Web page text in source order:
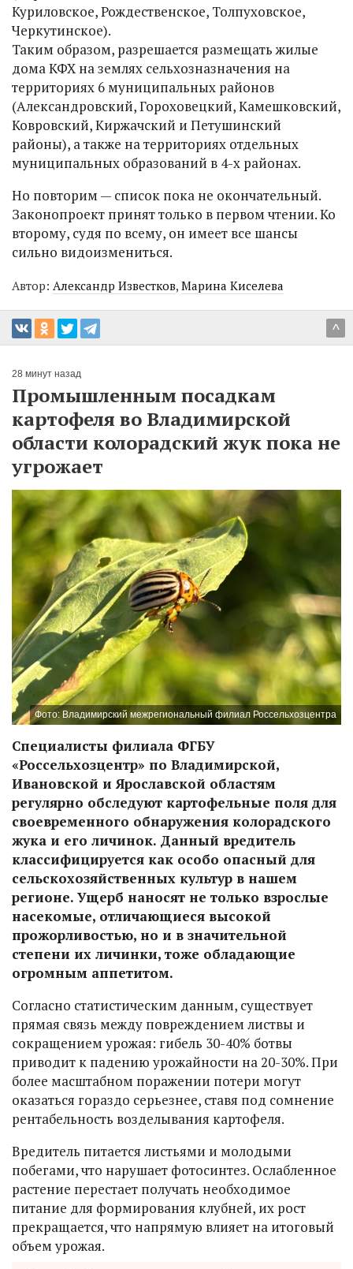
Куриловское, Рождественское, Толпуховское,
Черкутинское).
Таким образом, разрешается размещать жилые
дома КФХ на землях сельхозназначения на
территориях 6 муниципальных районов
(Александровский, Гороховецкий, Камешковский,
Ковровский, Киржачский и Петушинский
районы), а также на территориях отдельных
муниципальных образований в 4-х районах.
Но повторим — список пока не окончательный.
Законопроект принят только в первом чтении. Ко
второму, судя по всему, он имеет все шансы
сильно видоизмениться.
Автор: Александр Известков, Марина Киселева
^
28 минут назад
Промышленным посадкам
картофеля во Владимирской
области колорадский жук пока не
угрожает
Фото: Владимирский межрегиональный филиал Россельхозцентра
Специалисты филиала ФГБУ
«Россельхозцентр» по Владимирской,
Ивановской и Ярославской областям
регулярно обследуют картофельные поля для
своевременного обнаружения колорадского
жука и его личинок. Данный вредитель
классифицируется как особо опасный для
сельскохозяйственных культур в нашем
регионе. Ущерб наносят не только взрослые
насекомые, отличающиеся высокой
прожорливостью, но и в значительной
степени их личинки, тоже обладающие
огромным аппетитом.
Согласно статистическим данным, существует
прямая связь между повреждением листвы и
сокращением урожая: гибель 30-40% ботвы
приводит к падению урожайности на 20-30%. При
более масштабном поражении потери могут
оказаться гораздо серьезнее, ставя под сомнение
рентабельность возделывания картофеля.
Вредитель питается листьями и молодыми
побегами, что нарушает фотосинтез. Ослабленное
растение перестает получать необходимое
питание для формирования клубней, их рост
прекращается, что напрямую влияет на итоговый
объем урожая.